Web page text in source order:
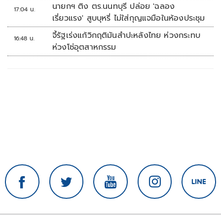
17:04 น.
นายกฯ ติง ตร.นนทบุรี ปล่อย 'ฉลอง
เรี่ยวแรง' สูบบุหรี่ ไม่ใส่กุญแจมือในห้องประชุม
16:48 น.
จี้รัฐเร่งแก้วิกฤติมันสำปะหลังไทย ห่วงกระทบ
ห่วงโซ่อุตสาหกรรม